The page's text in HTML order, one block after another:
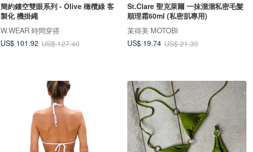
簡約鏤空雙眼系列 - Olive 橄欖綠 客
製化 機掛繩
W.WEAR 時間穿搭
US$ 101.92 US$ 127.40
St.Clare 聖克萊爾 一抹溜溜私密毛髮
順理霜60ml (私密肌專用)
茉得美 MOTOBI
US$ 19.74 US$ 21.39